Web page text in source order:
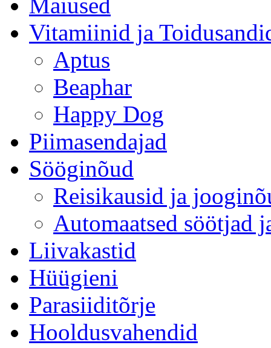
Maiused
Vitamiinid ja
Aptus
Beaphar
Happy Dog
Piimasendajad
Sööginõud
Reisikausid ja
Automaatsed söötjad
Liivakastid
Hüügieni
Parasiiditõrje
Hooldusvahendid